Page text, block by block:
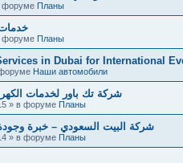
форуме Планы
форуме Планы
in Dubai for International
Наши автомобили
شركة تك باور لخدمات
» в форуме Планы
شركة البيت السعودي – خبرة
» в форуме Планы